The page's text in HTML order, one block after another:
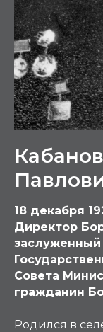
18 декабря
Директор
Совета
гражданин
Родился в